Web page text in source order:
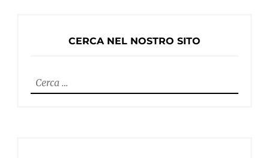
CERCA NEL NOSTRO SITO
Ricerca
per: